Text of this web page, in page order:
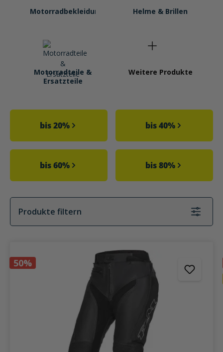
Motorradbekleidung Helme & Brillen
Motorradteile &
Ersatzteile
Weitere Produkte
Kategoriegalerie überspringen
bis 20% bis 40%
bis 60% bis 80%
Produkte filtern
50%